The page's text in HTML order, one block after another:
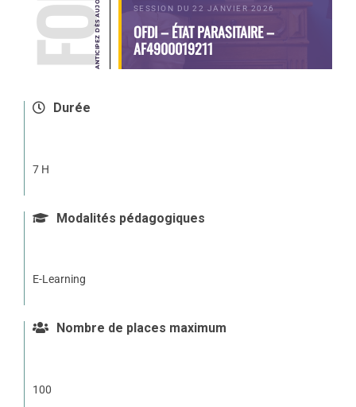
SESSION DU 22 JANVIER 2026
OFDI – ÉTAT PARASITAIRE –
AF4900019211
Durée
7 H
Modalités pédagogiques
E-Learning
Nombre de places maximum
100